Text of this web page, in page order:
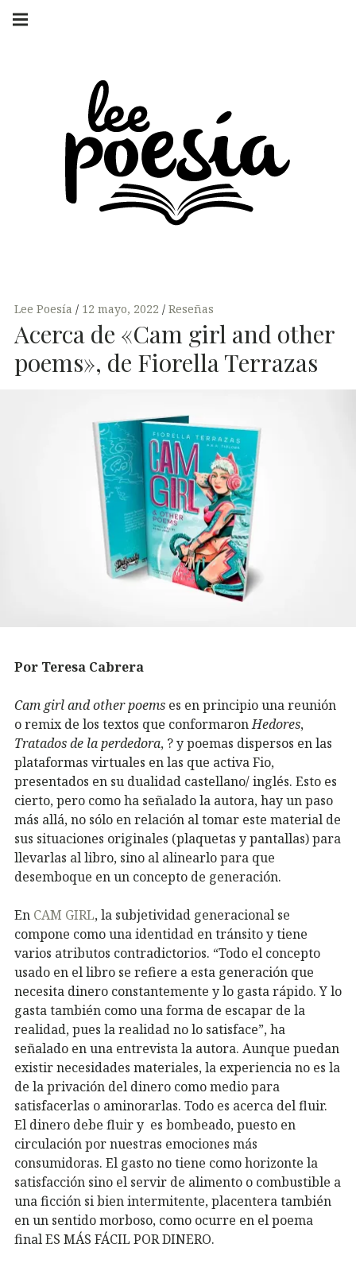
Skip
navigation
Lee Poesía 12 mayo, 2022 Reseñas
Acerca de «Cam girl and other
poems», de Fiorella Terrazas
Por Teresa Cabrera
Cam girl and other poems es en principio una reunión
o remix de los textos que conformaron Hedores,
Tratados de la perdedora, ? y poemas dispersos en las
plataformas virtuales en las que activa Fio,
presentados en su dualidad castellano/ inglés. Esto es
cierto, pero como ha señalado la autora, hay un paso
más allá, no sólo en relación al tomar este material de
sus situaciones originales (plaquetas y pantallas) para
llevarlas al libro, sino al alinearlo para que
desemboque en un concepto de generación.
En CAM GIRL, la subjetividad generacional se
compone como una identidad en tránsito y tiene
varios atributos contradictorios. “Todo el concepto
usado en el libro se refiere a esta generación que
necesita dinero constantemente y lo gasta rápido. Y lo
gasta también como una forma de escapar de la
realidad, pues la realidad no lo satisface”, ha
señalado en una entrevista la autora. Aunque puedan
existir necesidades materiales, la experiencia no es la
de la privación del dinero como medio para
satisfacerlas o aminorarlas. Todo es acerca del fluir.
El dinero debe fluir y es bombeado, puesto en
circulación por nuestras emociones más
consumidoras. El gasto no tiene como horizonte la
satisfacción sino el servir de alimento o combustible a
una ficción si bien intermitente, placentera también
en un sentido morboso, como ocurre en el poema
final ES MÁS FÁCIL POR DINERO.